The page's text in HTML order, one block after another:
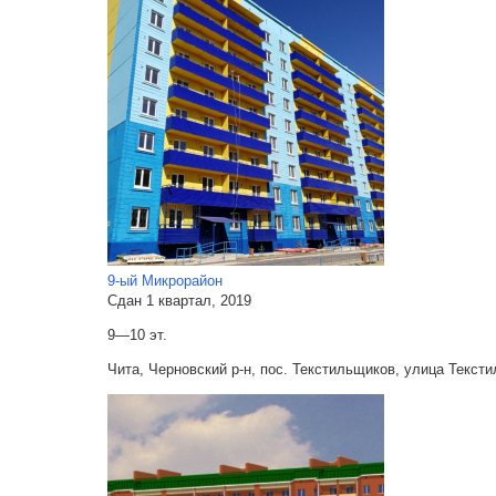
9-ый Микрорайон
Сдан 1 квартал, 2019
9—10 эт.
Чита, Черновский р-н, пос. Текстильщиков, улица